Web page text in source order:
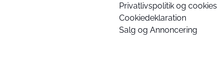
Privatlivspolitik og cookies
Cookiedeklaration
Salg og Annoncering